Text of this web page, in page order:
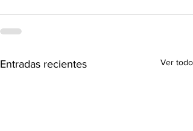
Entradas recientes Ver todo